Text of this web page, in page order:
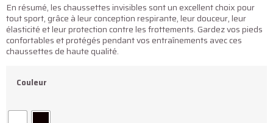
En résumé, les chaussettes invisibles sont un excellent choix pour
tout sport, grâce à leur conception respirante, leur douceur, leur
élasticité et leur protection contre les frottements. Gardez vos pieds
confortables et protégés pendant vos entraînements avec ces
chaussettes de haute qualité.
Couleur